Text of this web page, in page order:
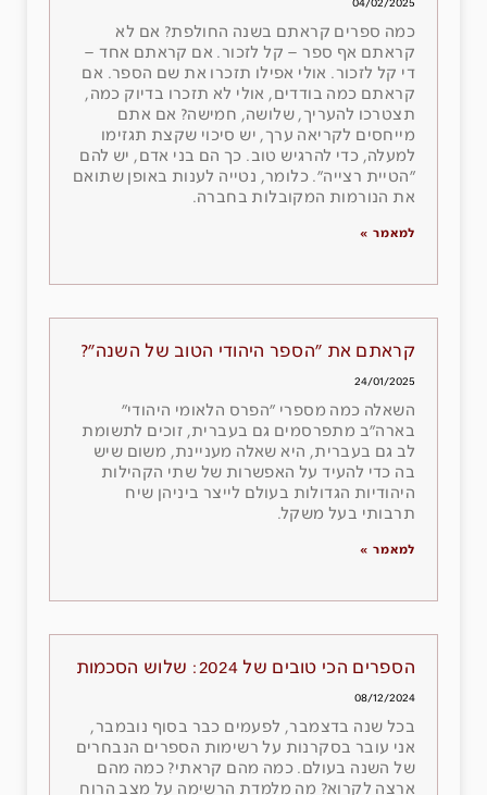
04/02/2025
כמה ספרים קראתם בשנה החולפת? אם לא
קראתם אף ספר – קל לזכור. אם קראתם אחד –
די קל לזכור. אולי אפילו תזכרו את שם הספר. אם
קראתם כמה בודדים, אולי לא תזכרו בדיוק כמה,
תצטרכו להעריך, שלושה, חמישה? אם אתם
מייחסים לקריאה ערך, יש סיכוי שקצת תגזימו
למעלה, כדי להרגיש טוב. כך הם בני אדם, יש להם
״הטיית רצייה״. כלומר, נטייה לענות באופן שתואם
את הנורמות המקובלות בחברה.
למאמר »
קראתם את ״הספר היהודי הטוב של השנה״?
24/01/2025
השאלה כמה מספרי ״הפרס הלאומי היהודי״
בארה״ב מתפרסמים גם בעברית, זוכים לתשומת
לב גם בעברית, היא שאלה מעניינת, משום שיש
בה כדי להעיד על האפשרות של שתי הקהילות
היהודיות הגדולות בעולם לייצר ביניהן שיח
תרבותי בעל משקל.
למאמר »
הספרים הכי טובים של 2024: שלוש הסכמות
08/12/2024
בכל שנה בדצמבר, לפעמים כבר בסוף נובמבר,
אני עובר בסקרנות על רשימות הספרים הנבחרים
של השנה בעולם. כמה מהם קראתי? כמה מהם
ארצה לקרוא? מה מלמדת הרשימה על מצב הרוח